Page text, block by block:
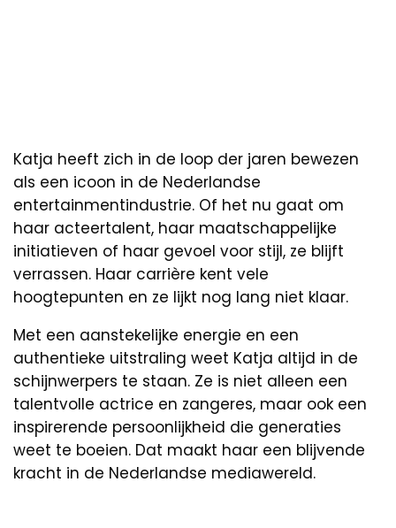
Katja heeft zich in de loop der jaren bewezen
als een icoon in de Nederlandse
entertainmentindustrie. Of het nu gaat om
haar acteertalent, haar maatschappelijke
initiatieven of haar gevoel voor stijl, ze blijft
verrassen. Haar carrière kent vele
hoogtepunten en ze lijkt nog lang niet klaar.
Met een aanstekelijke energie en een
authentieke uitstraling weet Katja altijd in de
schijnwerpers te staan. Ze is niet alleen een
talentvolle actrice en zangeres, maar ook een
inspirerende persoonlijkheid die generaties
weet te boeien. Dat maakt haar een blijvende
kracht in de Nederlandse mediawereld.